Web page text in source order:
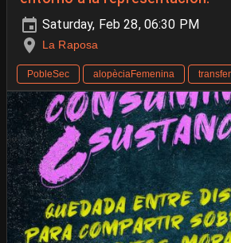
Saturday, Feb 28, 06:30 PM
La Raposa
PobleSec alopèciaFemenina